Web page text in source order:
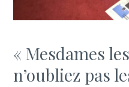
« Mesdames
n’oubliez pas